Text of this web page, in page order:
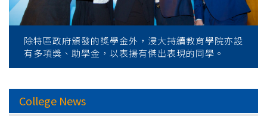
除特區政府頒發的獎學金外，浸大持續教育學院亦設
有多項獎、助學金，以表揚有傑出表現的同學。
College News